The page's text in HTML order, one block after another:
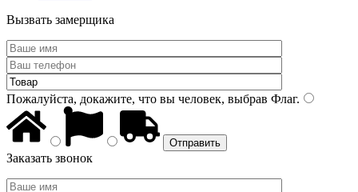
Вызвать замерщика
Пожалуйста, докажите, что вы человек, выбрав Флаг.
Заказать звонок